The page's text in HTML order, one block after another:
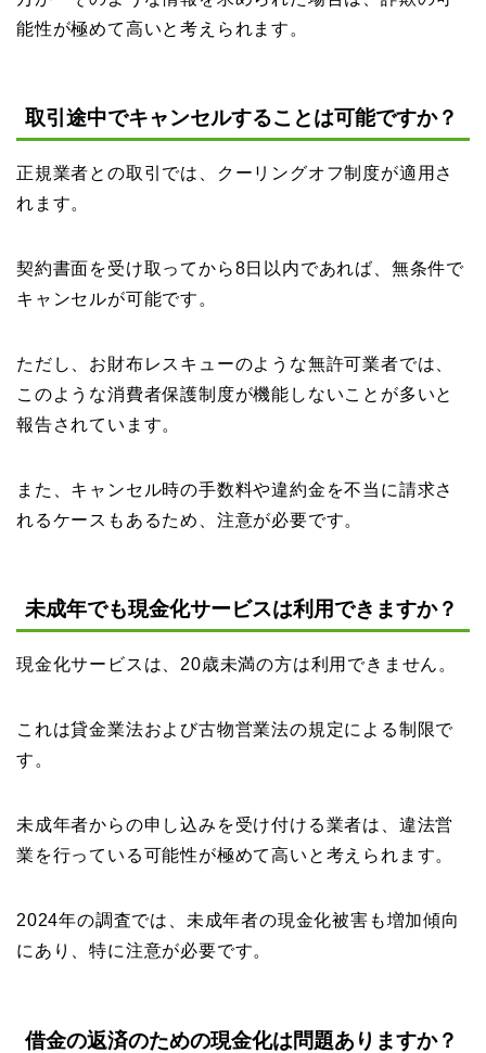
能性が極めて高いと考えられます。
取引途中でキャンセルすることは可能ですか？
正規業者との取引では、クーリングオフ制度が適用さ
れます。
契約書面を受け取ってから8日以内であれば、無条件で
キャンセルが可能です。
ただし、お財布レスキューのような無許可業者では、
このような消費者保護制度が機能しないことが多いと
報告されています。
また、キャンセル時の手数料や違約金を不当に請求さ
れるケースもあるため、注意が必要です。
未成年でも現金化サービスは利用できますか？
現金化サービスは、20歳未満の方は利用できません。
これは貸金業法および古物営業法の規定による制限で
す。
未成年者からの申し込みを受け付ける業者は、違法営
業を行っている可能性が極めて高いと考えられます。
2024年の調査では、未成年者の現金化被害も増加傾向
にあり、特に注意が必要です。
借金の返済のための現金化は問題ありますか？